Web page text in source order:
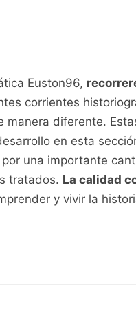
Euston96,
corrientes
diferente.
en esta
una importante
tratados. La calidad
y vivir la